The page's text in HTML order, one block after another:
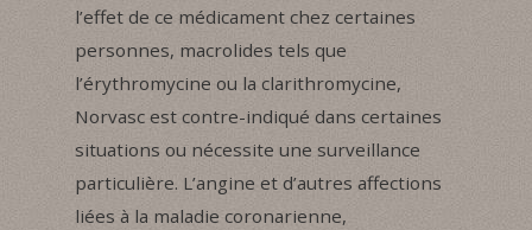
l’effet de ce médicament chez certaines
personnes, macrolides tels que
l’érythromycine ou la clarithromycine,
Norvasc est contre-indiqué dans certaines
situations ou nécessite une surveillance
particulière. L’angine et d’autres affections
liées à la maladie coronarienne,